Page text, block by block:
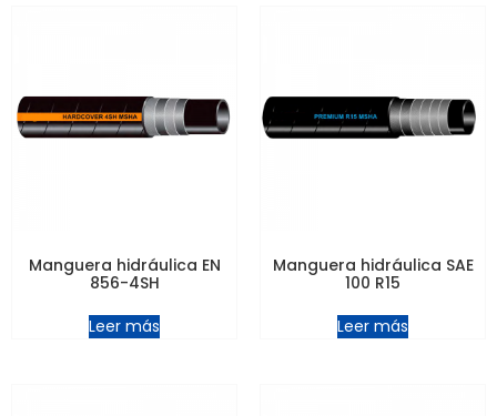
Manguera hidráulica EN
856-4SH
Leer más
Manguera hidráulica SAE
100 R15
Leer más